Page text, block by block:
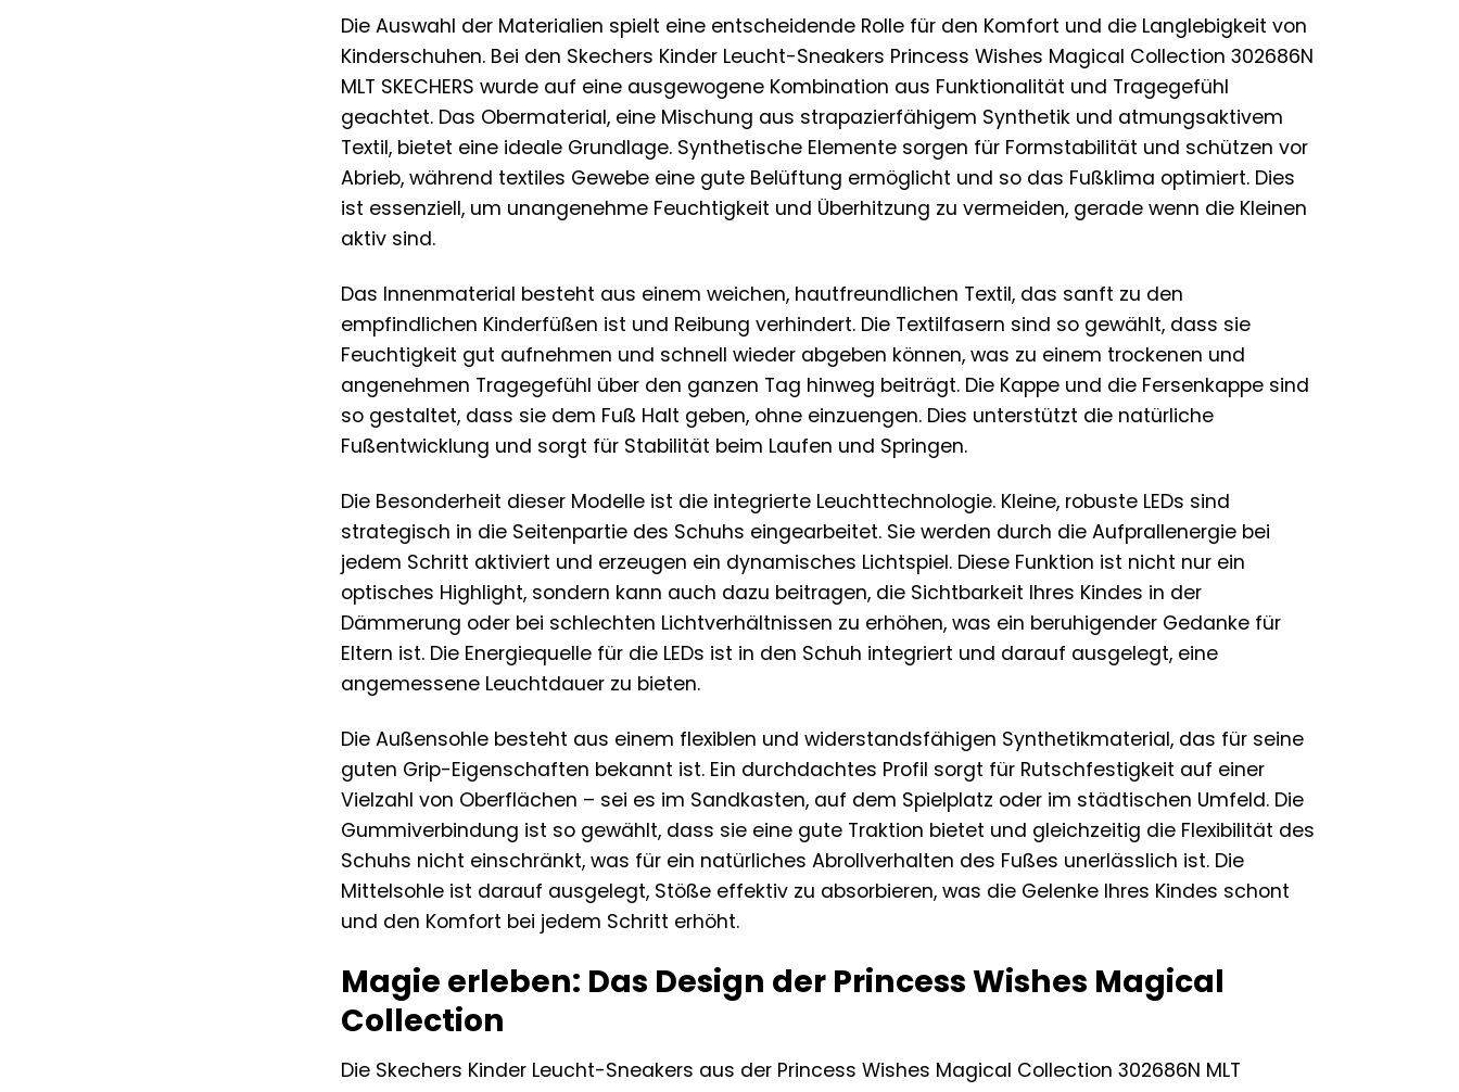
Die Auswahl der Materialien spielt eine entscheidende Rolle für den Komfort und die Langlebigkeit von
Kinderschuhen. Bei den Skechers Kinder Leucht-Sneakers Princess Wishes Magical Collection 302686N
MLT SKECHERS wurde auf eine ausgewogene Kombination aus Funktionalität und Tragegefühl
geachtet. Das Obermaterial, eine Mischung aus strapazierfähigem Synthetik und atmungsaktivem
Textil, bietet eine ideale Grundlage. Synthetische Elemente sorgen für Formstabilität und schützen vor
Abrieb, während textiles Gewebe eine gute Belüftung ermöglicht und so das Fußklima optimiert. Dies
ist essenziell, um unangenehme Feuchtigkeit und Überhitzung zu vermeiden, gerade wenn die Kleinen
aktiv sind.
Das Innenmaterial besteht aus einem weichen, hautfreundlichen Textil, das sanft zu den
empfindlichen Kinderfüßen ist und Reibung verhindert. Die Textilfasern sind so gewählt, dass sie
Feuchtigkeit gut aufnehmen und schnell wieder abgeben können, was zu einem trockenen und
angenehmen Tragegefühl über den ganzen Tag hinweg beiträgt. Die Kappe und die Fersenkappe sind
so gestaltet, dass sie dem Fuß Halt geben, ohne einzuengen. Dies unterstützt die natürliche
Fußentwicklung und sorgt für Stabilität beim Laufen und Springen.
Die Besonderheit dieser Modelle ist die integrierte Leuchttechnologie. Kleine, robuste LEDs sind
strategisch in die Seitenpartie des Schuhs eingearbeitet. Sie werden durch die Aufprallenergie bei
jedem Schritt aktiviert und erzeugen ein dynamisches Lichtspiel. Diese Funktion ist nicht nur ein
optisches Highlight, sondern kann auch dazu beitragen, die Sichtbarkeit Ihres Kindes in der
Dämmerung oder bei schlechten Lichtverhältnissen zu erhöhen, was ein beruhigender Gedanke für
Eltern ist. Die Energiequelle für die LEDs ist in den Schuh integriert und darauf ausgelegt, eine
angemessene Leuchtdauer zu bieten.
Die Außensohle besteht aus einem flexiblen und widerstandsfähigen Synthetikmaterial, das für seine
guten Grip-Eigenschaften bekannt ist. Ein durchdachtes Profil sorgt für Rutschfestigkeit auf einer
Vielzahl von Oberflächen – sei es im Sandkasten, auf dem Spielplatz oder im städtischen Umfeld. Die
Gummiverbindung ist so gewählt, dass sie eine gute Traktion bietet und gleichzeitig die Flexibilität des
Schuhs nicht einschränkt, was für ein natürliches Abrollverhalten des Fußes unerlässlich ist. Die
Mittelsohle ist darauf ausgelegt, Stöße effektiv zu absorbieren, was die Gelenke Ihres Kindes schont
und den Komfort bei jedem Schritt erhöht.
Magie erleben: Das Design der Princess Wishes Magical
Collection
Die Skechers Kinder Leucht-Sneakers aus der Princess Wishes Magical Collection 302686N MLT